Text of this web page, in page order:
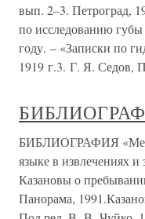
вып. 2–3. Петроград,
по исследованию
году. – «Записки по
1919 г.3. Г. Я. Седов,
БИБЛИОГРАФИЯ
языке в извлечениях
Казановы о
Панорама,